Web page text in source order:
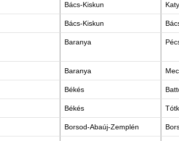
Bács-Kiskun
Bács-Kiskun
Baranya
Baranya
Békés
Békés
Borsod-Abaúj-Zemplén